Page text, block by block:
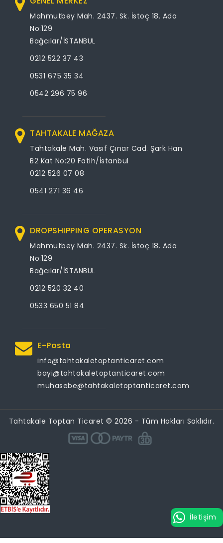
Mahmutbey Mah. 2437. Sk. İstoç 18. Ada
No:129
Bağcılar/İSTANBUL
0212 522 37 43
0531 675 35 34
0542 296 75 96
TAHTAKALE MAĞAZA
Tahtakale Mah. Vasıf Çınar Cad. Şark Han
B2 Kat No:20 Fatih/İstanbul
0212 526 07 08
0541 271 36 46
DROPSHIPPING OPERASYON
Mahmutbey Mah. 2437. Sk. İstoç 18. Ada
No:129
Bağcılar/İSTANBUL
0212 520 32 40
0533 650 51 84
E-Posta
info@tahtakaletoptanticaret.com
bayi@tahtakaletoptanticaret.com
muhasebe@tahtakaletoptanticaret.com
Tahtakale Toptan Ticaret © 2026 - Tüm Hakları Saklıdır.
İletişim